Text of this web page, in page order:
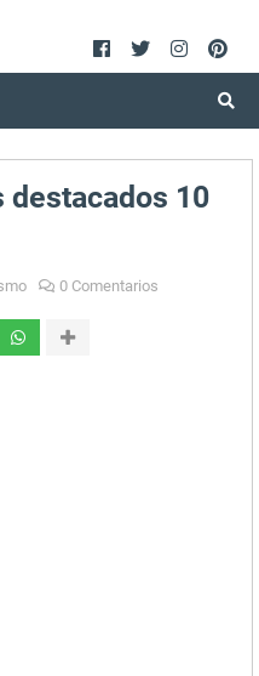
destacados 10
0 Comentarios